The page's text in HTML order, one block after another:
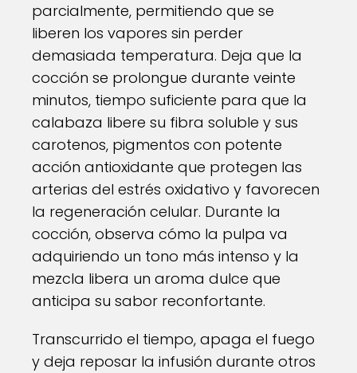
parcialmente, permitiendo que se
liberen los vapores sin perder
demasiada temperatura. Deja que la
cocción se prolongue durante veinte
minutos, tiempo suficiente para que la
calabaza libere su fibra soluble y sus
carotenos, pigmentos con potente
acción antioxidante que protegen las
arterias del estrés oxidativo y favorecen
la regeneración celular. Durante la
cocción, observa cómo la pulpa va
adquiriendo un tono más intenso y la
mezcla libera un aroma dulce que
anticipa su sabor reconfortante.
Transcurrido el tiempo, apaga el fuego
y deja reposar la infusión durante otros